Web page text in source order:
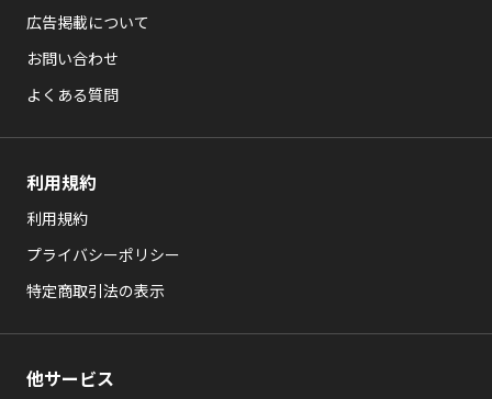
広告掲載について
お問い合わせ
よくある質問
利用規約
利用規約
プライバシーポリシー
特定商取引法の表示
他サービス